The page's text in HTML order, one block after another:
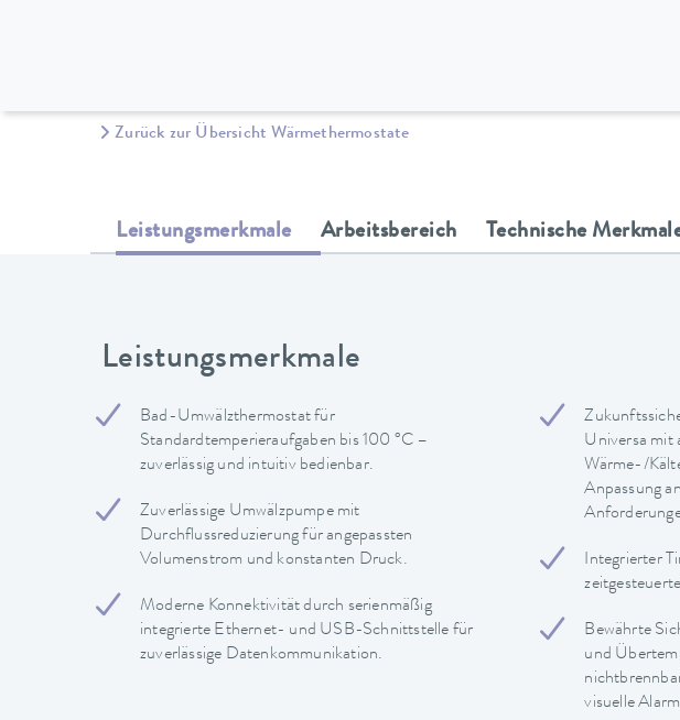
Zurück zur Übersicht Wärmethermostate
Leistungsmerkmale Arbeitsbereich Technische
Leistungsmerkmale
Bad-Umwälzthermostat für
Standardtemperieraufgaben bis 100 °C –
zuverlässig und intuitiv bedienbar.
Zuverlässige Umwälzpumpe mit
Durchflussreduzierung für angepassten
Volumenstrom und konstanten Druck.
Moderne Konnektivität durch serienmäßig
integrierte Ethernet- und USB-Schnittstelle für
zuverlässige Datenkommunikation.
Universa mit
Wärme-/
Anpassung
Integrierter
Bewährte
und
visuelle